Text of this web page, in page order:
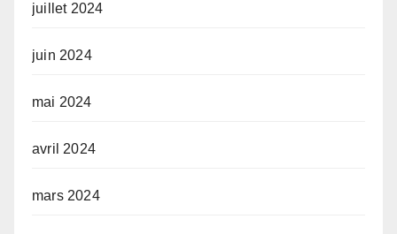
juillet 2024
juin 2024
mai 2024
avril 2024
mars 2024